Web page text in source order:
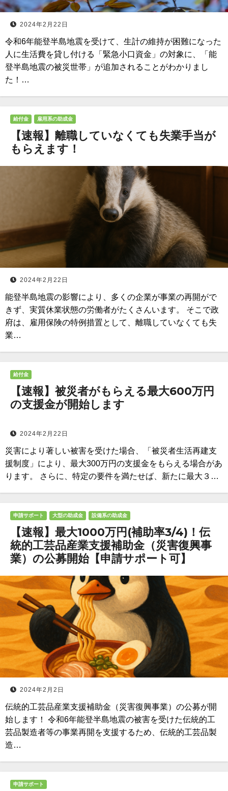
2024年2月22日
令和6年能登半島地震を受けて、生計の維持が困難になった
人に生活費を貸し付ける「緊急小口資金」の対象に、「能
登半島地震の被災世帯」が追加されることがわかりまし
た！…
給付金 雇用系の助成金
【速報】離職していなくても失業手当が
もらえます！
2024年2月22日
能登半島地震の影響により、多くの企業が事業の再開がで
きず、実質休業状態の労働者がたくさんいます。 そこで政
府は、雇用保険の特例措置として、離職していなくても失
業…
給付金
【速報】被災者がもらえる最大600万円
の支援金が開始します
2024年2月22日
災害により著しい被害を受けた場合、「被災者生活再建支
援制度」により、最大300万円の支援金をもらえる場合があ
ります。 さらに、特定の要件を満たせば、新たに最大３…
申請サポート 大型の助成金 設備系の助成金
【速報】最大1000万円(補助率3/4)！伝
統的工芸品産業支援補助金（災害復興事
業）の公募開始【申請サポート可】
2024年2月2日
伝統的工芸品産業支援補助金（災害復興事業）の公募が開
始します！ 令和6年能登半島地震の被害を受けた伝統的工
芸品製造者等の事業再開を支援するため、伝統的工芸品製
造…
申請サポート